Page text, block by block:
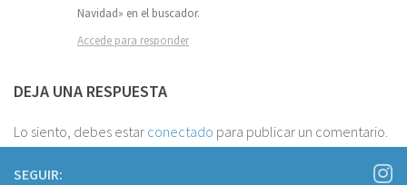
Navidad» en el buscador.
Accede para responder
DEJA UNA RESPUESTA
Lo siento, debes estar conectado para publicar un comentario.
SEGUIR: